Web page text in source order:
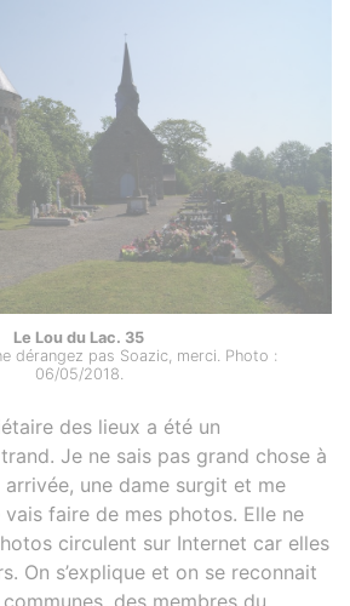
Le Lou du Lac. 35
dérangez pas Soazic, merci. Photo :
06/05/2018.
des lieux a été un
Je ne sais pas grand chose à
une dame surgit et me
faire de mes photos. Elle ne
circulent sur Internet car elles
On s’explique et on se reconnait